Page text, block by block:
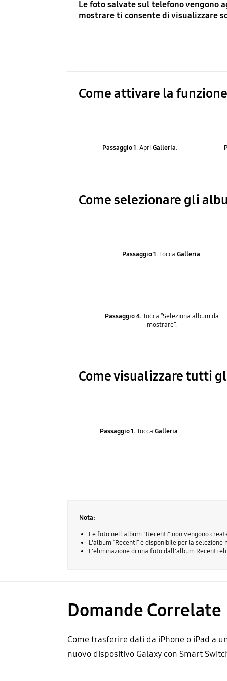
Le foto salvate sul telefono vengono
mostrare ti consente di visualizzare
Come attivare la
Passaggio 1. ApriGalleria.
Come selezionare gli
Passaggio 1.ToccaGalleria.
Passaggio 4.Tocca “Seleziona album da
mostrare”.
Come visualizzare tutti
Passaggio 1.ToccaGalleria.
Nota:
Le foto nell'album "Recenti" non vengono
L'album “Recenti” è disponibile per la
L'eliminazione di una foto dall'album Recenti
Domande Correlate
Come trasferire dati da iPhone o iPad a
nuovo dispositivo Galaxy con Smart